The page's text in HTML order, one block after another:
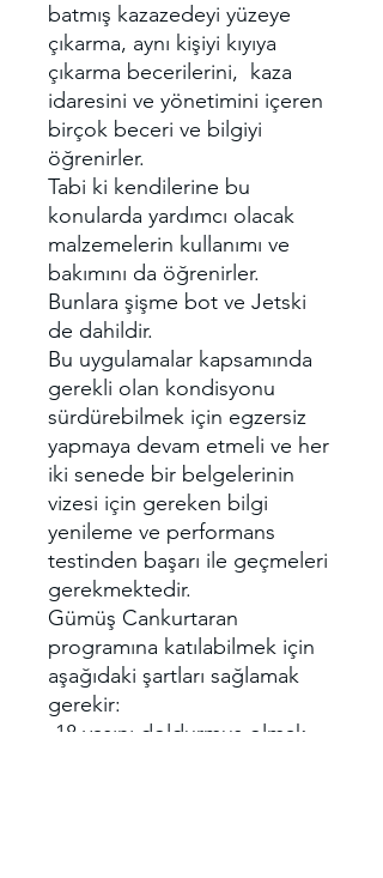
batmış kazazedeyi yüzeye
çıkarma, aynı kişiyi kıyıya
çıkarma becerilerini, kaza
idaresini ve yönetimini içeren
birçok beceri ve bilgiyi
öğrenirler.
Tabi ki kendilerine bu
konularda yardımcı olacak
malzemelerin kullanımı ve
bakımını da öğrenirler.
Bunlara şişme bot ve Jetski
de dahildir.
Bu uygulamalar kapsamında
gerekli olan kondisyonu
sürdürebilmek için egzersiz
yapmaya devam etmeli ve her
iki senede bir belgelerinin
vizesi için gereken bilgi
yenileme ve performans
testinden başarı ile geçmeleri
gerekmektedir.
Gümüş Cankurtaran
programına katılabilmek için
aşağıdaki şartları sağlamak
gerekir:
-18 yaşını doldurmuş olmak,